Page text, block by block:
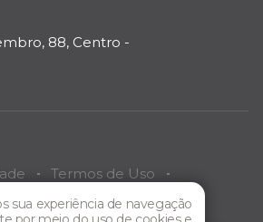
88, Centro -
Termos de Uso
sua experiência de navegação